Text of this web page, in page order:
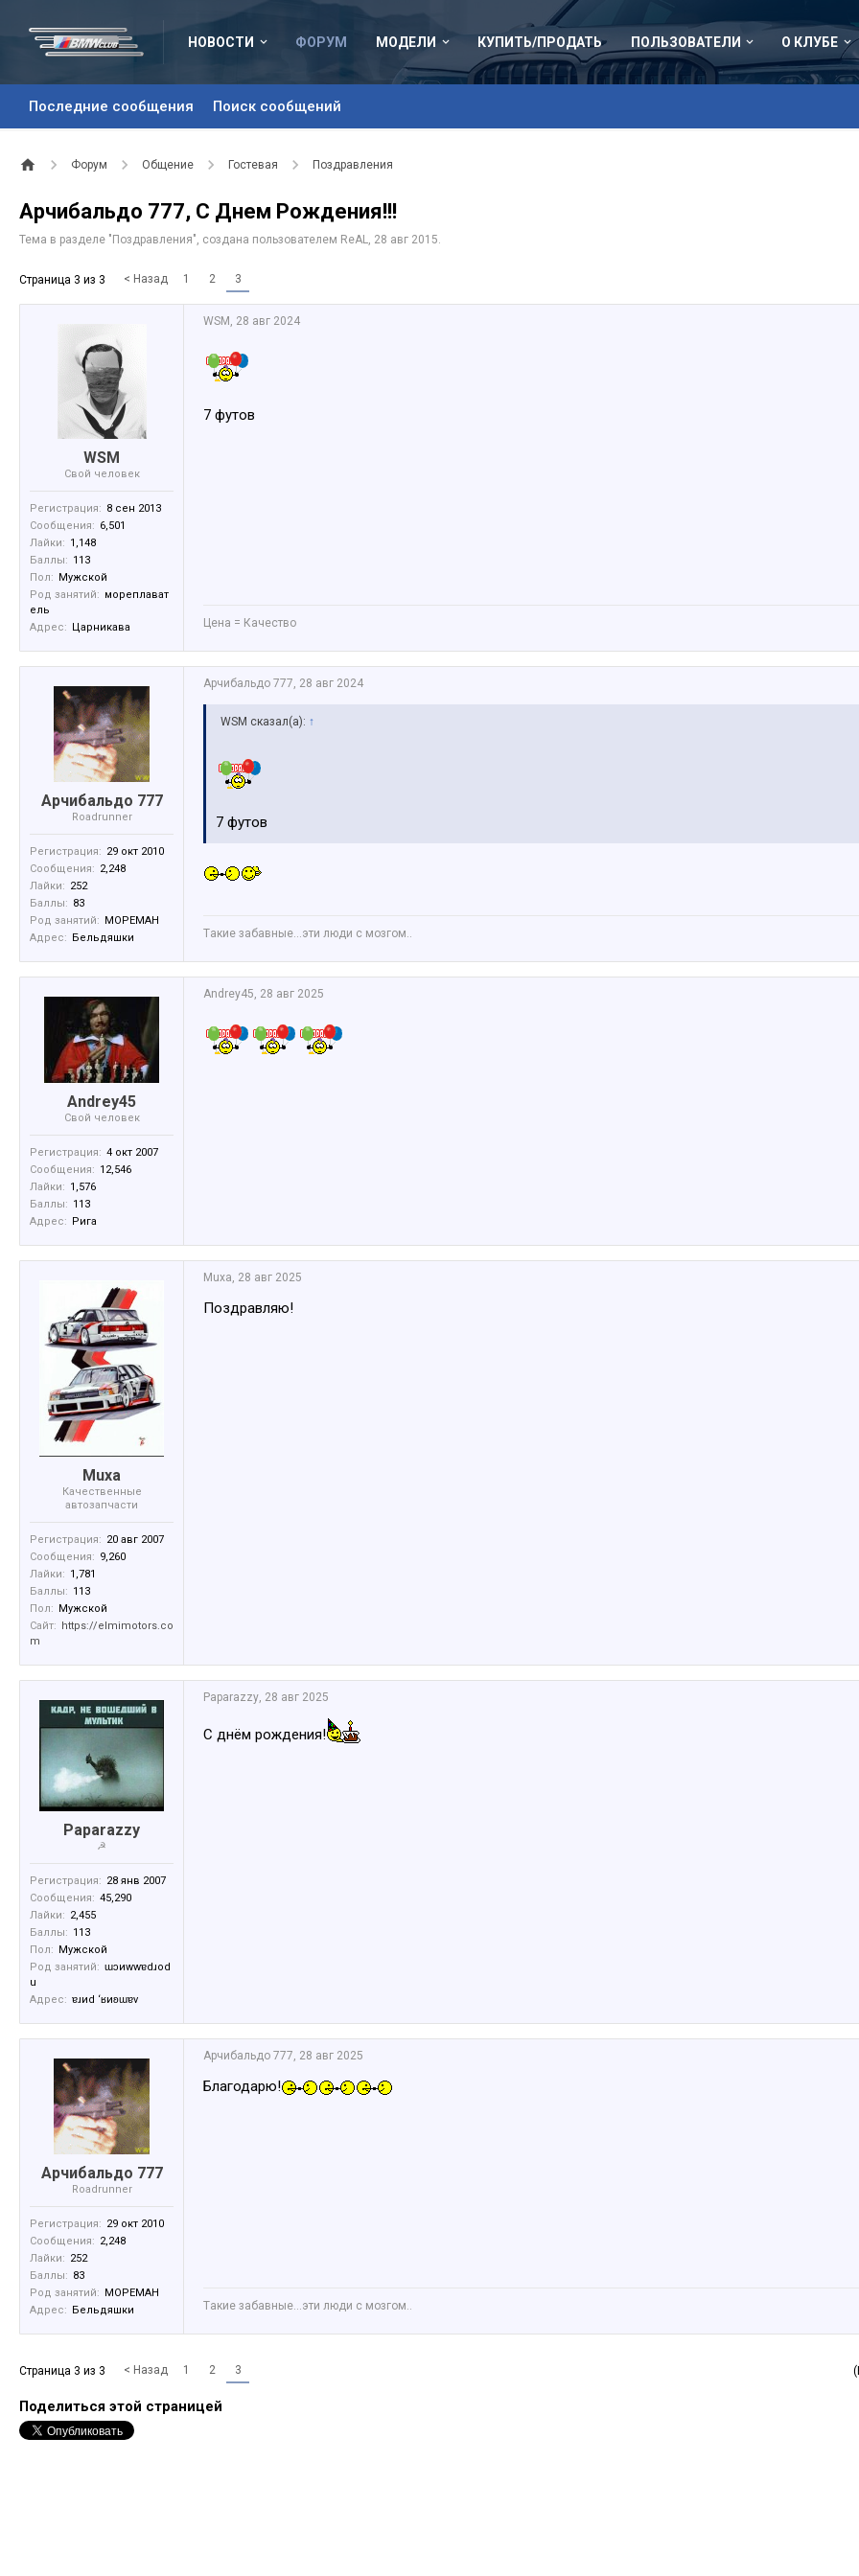
НОВОСТИ ФОРУМ
Последние сообщения Поиск сообщений
МОДЕЛИ КУПИТЬ/ПРОДАТЬ ПОЛЬЗОВАТЕЛИ О КЛУБЕ
Форум Общение Гостевая Поздравления
Арчибальдо 777, С Днем Рождения!!!
Тема в разделе " Поздравления", создана пользователем ReAL, 28 авг 2015.
Страница 3 из 3 < Назад 1 2 3
WSM
Свой человек
Регистрация: 8 сен 2013
Сообщения: 6,501
Лайки: 1,148
Баллы: 113
Пол: Мужской
Род занятий: мореплават
ель
Адрес: Царникава
WSM , 28 авг 2024
7 футов
Цена = Качество
Арчибальдо 777
Roadrunner
Регистрация: 29 окт 2010
Сообщения: 2,248
Лайки: 252
Баллы: 83
Род занятий: МОРЕМАН
Адрес: Бельдяшки
Арчибальдо 777, 28 авг 2024
WSM сказал(а): ↑
7 футов
Tакие забавные...эти люди с мозгом..
Andrey45
Свой человек
Регистрация: 4 окт 2007
Сообщения: 12,546
Лайки: 1,576
Баллы: 113
Адрес: Рига
Andrey45, 28 авг 2025
Muxa
Качественные
автозапчасти
Регистрация: 20 авг 2007
Сообщения: 9,260
Лайки: 1,781
Баллы: 113
Пол:
Мужской
Сайт:
https://elmimotors.co
m
Muxa, 28 авг 2025
Поздравляю!
Paparazzy
☭
Регистрация: 28 янв 2007
Сообщения: 45,290
Лайки: 2,455
Баллы: 113
Пол:
Мужской
Род занятий: ɯɔиwwɐdɹоd
u
Адрес: ɐɹиd ‘ʁиʚɯɐv
Paparazzy, 28 авг 2025
С днём рождения!
Арчибальдо 777
Roadrunner
Регистрация: 29 окт 2010
Сообщения: 2,248
Лайки: 252
Баллы: 83
Род занятий:
МОРЕМАН
Адрес:
Бельдяшки
Арчибальдо 777, 28 авг 2025
Благодарю!
Tакие забавные...эти люди с мозгом..
Страница 3 из 3 < Назад 1 2 3
Поделиться этой страницей